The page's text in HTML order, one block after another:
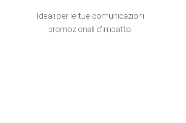
Ideali per le tue comunicazioni
promozionali d'impatto.